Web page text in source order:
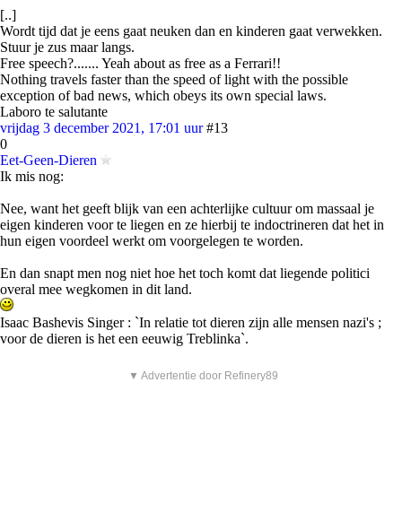
[..]
Wordt tijd dat je eens gaat neuken dan en kinderen gaat verwekken.
Stuur je zus maar langs.
Free speech?....... Yeah about as free as a Ferrari!!
Nothing travels faster than the speed of light with the possible
exception of bad news, which obeys its own special laws.
Laboro te salutante
vrijdag 3 december 2021, 17:01 uur #13
0
Eet-Geen-Dieren
Ik mis nog:
Nee, want het geeft blijk van een achterlijke cultuur om massaal je
eigen kinderen voor te liegen en ze hierbij te indoctrineren dat het in
hun eigen voordeel werkt om voorgelegen te worden.
En dan snapt men nog niet hoe het toch komt dat liegende politici
overal mee wegkomen in dit land.
Isaac Bashevis Singer : `In relatie tot dieren zijn alle mensen nazi's ;
voor de dieren is het een eeuwig Treblinka`.
▼ Advertentie door Refinery89